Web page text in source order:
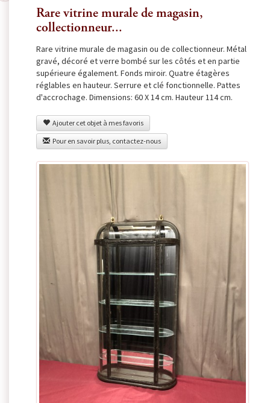
Rare vitrine murale de magasin,
collectionneur...
Rare vitrine murale de magasin ou de collectionneur. Métal
gravé, décoré et verre bombé sur les côtés et en partie
supérieure également. Fonds miroir. Quatre étagères
réglables en hauteur. Serrure et clé fonctionnelle. Pattes
d'accrochage. Dimensions: 60 X 14 cm. Hauteur 114 cm.
Ajouter cet objet à mes favoris
Pour en savoir plus, contactez-nous